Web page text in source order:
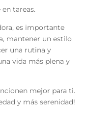
tareas.
es importante
mantener un estilo
una rutina y
vida más plena y
mejor para ti.
y más serenidad!